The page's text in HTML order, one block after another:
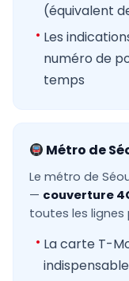
(équivalent
Les
numéro de
temps
Métro de
Le métro de
— couverture
toutes les lignes
La carte T-